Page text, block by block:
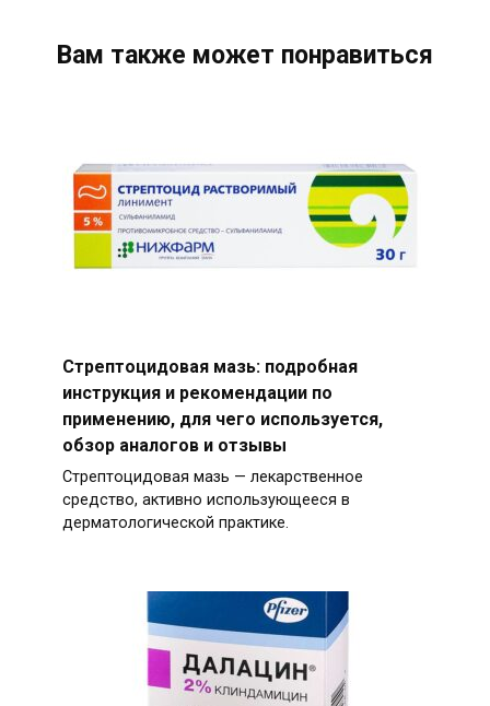
Вам также может понравиться
Стрептоцидовая мазь: подробная
инструкция и рекомендации по
применению, для чего используется,
обзор аналогов и отзывы
Стрептоцидовая мазь — лекарственное
средство, активно использующееся в
дерматологической практике.